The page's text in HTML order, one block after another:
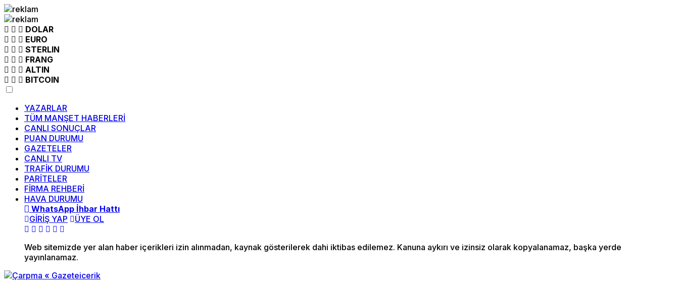
DOLAR
EURO
STERLIN
FRANG
ALTIN
BITCOIN
YAZARLAR
TÜM MANŞET HABERLERİ
CANLI SONUÇLAR
PUAN DURUMU
GAZETELER
CANLI TV
TRAFİK DURUMU
PARİTELER
FİRMA REHBERİ
HAVA DURUMU
WhatsApp İhbar Hattı
GİRİŞ YAP
ÜYE OL
Web sitemizde yer alan haber içerikleri izin alınmadan, kaynak gösterilerek dahi iktibas edilemez. Kanuna aykırı ve izinsiz olarak kopyalanamaz, başka yerde
yayınlanamaz.